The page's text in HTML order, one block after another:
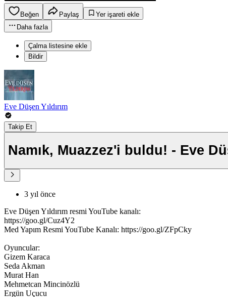
Beğen Paylaş
Yer işareti ekle
Daha fazla
Çalma listesine ekle
Bildir
Eve Düşen Yıldırım
Takip Et
Namık, Muazzez'i buldu! - Eve
3 yıl önce
Eve Düşen Yıldırım resmi YouTube kanalı:
https://goo.gl/Cuz4Y2
Med Yapım Resmi YouTube Kanalı: https://goo.gl/ZFpCky
Oyuncular:
Gizem Karaca
Seda Akman
Murat Han
Mehmetcan Mincinözlü
Ergün Uçucu